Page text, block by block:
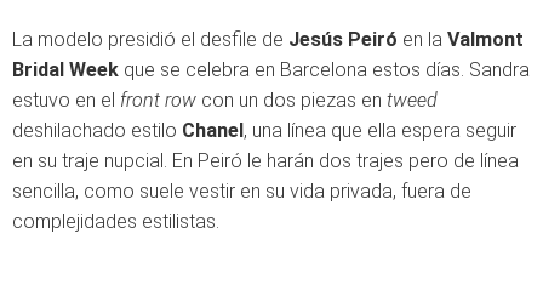
La modelo presidió el desfile de Jesús Peiró en la Valmont
Bridal Week que se celebra en Barcelona estos días. Sandra
estuvo en el front row con un dos piezas en tweed
deshilachado estilo Chanel, una línea que ella espera seguir
en su traje nupcial. En Peiró le harán dos trajes pero de línea
sencilla, como suele vestir en su vida privada, fuera de
complejidades estilistas.